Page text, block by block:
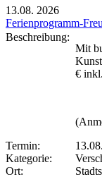
13.08. 2026
Ferienprogramm-
Beschreibung:
Mit
€
Termin:
Kategorie:
Ort: